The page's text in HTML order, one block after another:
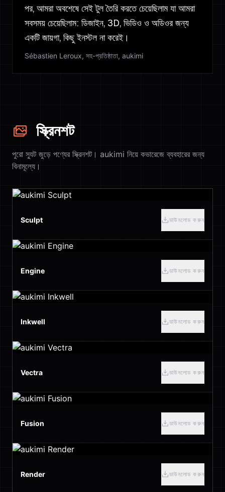
পর, আমরা অবশেষে সেই টুল তৈরি করতে চেয়েছিলাম যা আমরা
সবসময় চেয়েছিলাম: ডিজাইন, 3D, ভিডিও ও অডিওর জন্য
একটি জায়গা, কিছু ইনস্টল না করেই।
Sébastien Leroux, সহ-প্রতিষ্ঠাতা, aukimi
স্ক্রিনশট
পুরো স্যুট জুড়ে পণ্যের স্ক্রিনশট। aukimi নিয়ে কভারেজে ব্যবহারের জন্য
বিনামূল্যে।
Sculpt ডাউনলোড করুন
Engine ডাউনলোড করুন
Inkwell ডাউনলোড করুন
Vectra ডাউনলোড করুন
Fusion ডাউনলোড করুন
Render ডাউনলোড করুন